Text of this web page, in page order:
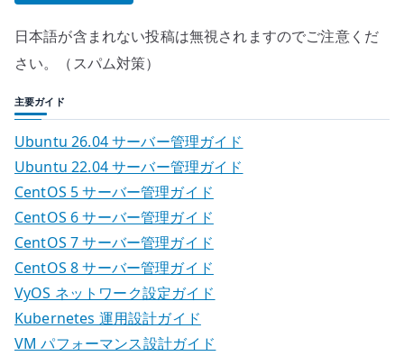
日本語が含まれない投稿は無視されますのでご注意くだ
さい。（スパム対策）
主要ガイド
Ubuntu 26.04 サーバー管理ガイド
Ubuntu 22.04 サーバー管理ガイド
CentOS 5 サーバー管理ガイド
CentOS 6 サーバー管理ガイド
CentOS 7 サーバー管理ガイド
CentOS 8 サーバー管理ガイド
VyOS ネットワーク設定ガイド
Kubernetes 運用設計ガイド
VM パフォーマンス設計ガイド